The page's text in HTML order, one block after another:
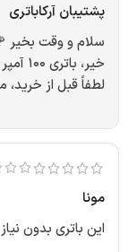
پشتیبان آرکاباتری
سلام و وقت بخیر
خیر، باتری ۱۰۰ آمپر برای پژو ۲۰۶ تیپ ۲ مناسب نیست و ظرفیت آن بیشتر از نیاز این خودرو است. برای ۲۰۶ تیپ ۲ معمولاً باتری ۵۰ تا ۵۵ آمپر مناسب است.
لطفاً قبل از
مونا
این باتری بدون